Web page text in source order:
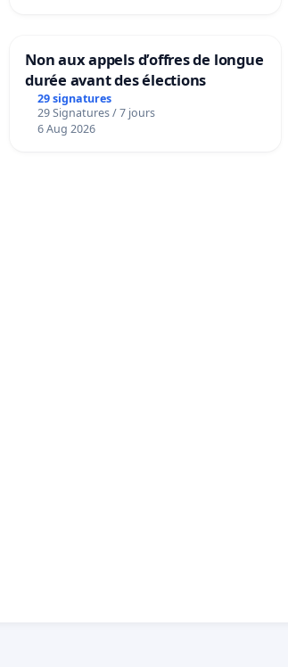
Non aux appels d’offres de longue
durée avant des élections
29 signatures
29 Signatures / 7 jours
6 Aug 2026